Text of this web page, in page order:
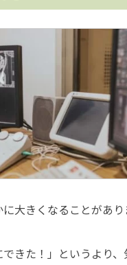
大きくなることがあり
きた！」というより